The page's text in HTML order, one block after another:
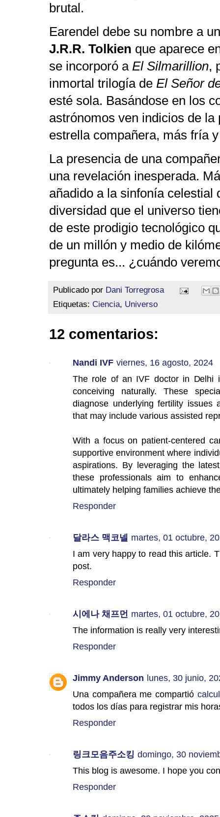
brutal.
Earendel debe su nombre a
J.R.R. Tolkien que aparece
se incorporó a El Silmarillion,
inmortal trilogía de El Señor
esté sola. Basándose en los
astrónomos ven indicios de
estrella compañera, más fría
La presencia de una
una revelación inesperada.
añadido a la sinfonía celestial
diversidad que el universo
de este prodigio tecnológico
de un millón y medio de
pregunta es... ¿cuándo
Publicado por Dani Torregrosa
Etiquetas: Ciencia, Universo
12 comentarios:
Nandi IVF viernes, 16 agosto, 2024
The role of an IVF doctor in Delhi
conceiving naturally. These
diagnose underlying fertility issues
that may include various assisted
With a focus on patient-centered
supportive environment where
aspirations. By leveraging the
these professionals aim to
ultimately helping families achieve
Responder
달라스 맥코넬 martes, 01 octubre,
I am very happy to read this article.
post.
Responder
시에나 채프먼 martes, 01 octubre,
The information is really very
Responder
Jimmy Anderson lunes, 30 junio,
Una compañera me compartió
todos los días para registrar mis
Responder
링크모음주소킹 domingo, 30
This blog is awesome. I hope you
Responder